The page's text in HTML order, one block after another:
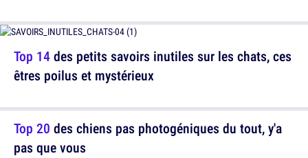
Top 14des petits savoirs inutiles sur les chats, ces
êtres poilus et mystérieux
Top 20 des chiens pas photogéniques du tout, y'a
pas que vous